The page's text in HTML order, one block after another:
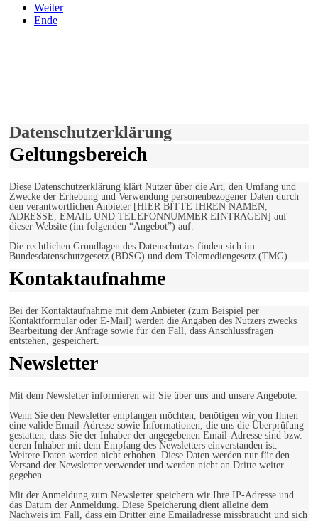
Weiter
Ende
Datenschutzerklärung
Geltungsbereich
Diese Datenschutzerklärung klärt Nutzer über die Art, den Umfang und
Zwecke der Erhebung und Verwendung personenbezogener Daten durch
den verantwortlichen Anbieter [HIER BITTE IHREN NAMEN,
ADRESSE, EMAIL UND TELEFONNUMMER EINTRAGEN] auf
dieser Website (im folgenden “Angebot”) auf.
Die rechtlichen Grundlagen des Datenschutzes finden sich im
Bundesdatenschutzgesetz (BDSG) und dem Telemediengesetz (TMG).
Kontaktaufnahme
Bei der Kontaktaufnahme mit dem Anbieter (zum Beispiel per
Kontaktformular oder E-Mail) werden die Angaben des Nutzers zwecks
Bearbeitung der Anfrage sowie für den Fall, dass Anschlussfragen
entstehen, gespeichert.
Newsletter
Mit dem Newsletter informieren wir Sie über uns und unsere Angebote.
Wenn Sie den Newsletter empfangen möchten, benötigen wir von Ihnen
eine valide Email-Adresse sowie Informationen, die uns die Überprüfung
gestatten, dass Sie der Inhaber der angegebenen Email-Adresse sind bzw.
deren Inhaber mit dem Empfang des Newsletters einverstanden ist.
Weitere Daten werden nicht erhoben. Diese Daten werden nur für den
Versand der Newsletter verwendet und werden nicht an Dritte weiter
gegeben.
Mit der Anmeldung zum Newsletter speichern wir Ihre IP-Adresse und
das Datum der Anmeldung. Diese Speicherung dient alleine dem
Nachweis im Fall, dass ein Dritter eine Emailadresse missbraucht und sich